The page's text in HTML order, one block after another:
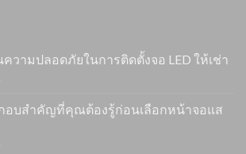
วามปลอดภัยในการติดตั้งจอ LED ให้เช่า
อบสำคัญที่คุณต้องรู้ก่อนเลือกหน้าจอแส